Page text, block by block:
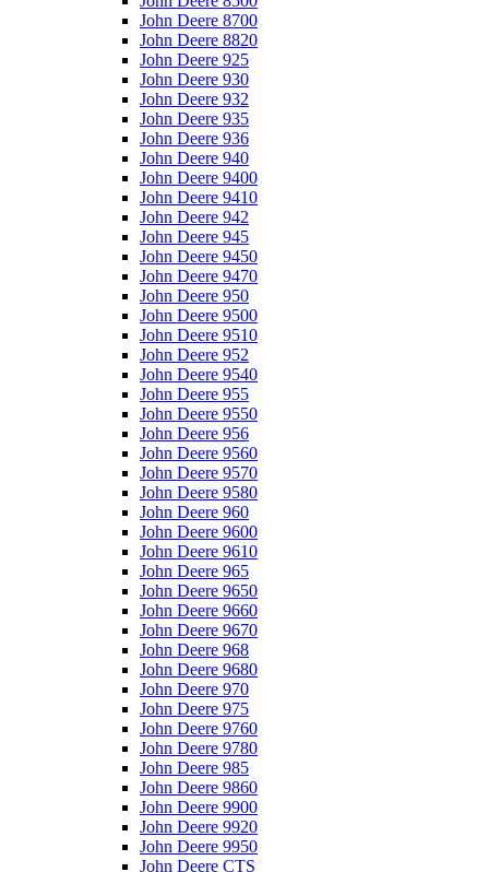
John Deere 8700
John Deere 8820
John Deere 925
John Deere 930
John Deere 932
John Deere 935
John Deere 936
John Deere 940
John Deere 9400
John Deere 9410
John Deere 942
John Deere 945
John Deere 9450
John Deere 9470
John Deere 950
John Deere 9500
John Deere 9510
John Deere 952
John Deere 9540
John Deere 955
John Deere 9550
John Deere 956
John Deere 9560
John Deere 9570
John Deere 9580
John Deere 960
John Deere 9600
John Deere 9610
John Deere 965
John Deere 9650
John Deere 9660
John Deere 9670
John Deere 968
John Deere 9680
John Deere 970
John Deere 975
John Deere 9760
John Deere 9780
John Deere 985
John Deere 9860
John Deere 9900
John Deere 9920
John Deere 9950
John Deere CTS